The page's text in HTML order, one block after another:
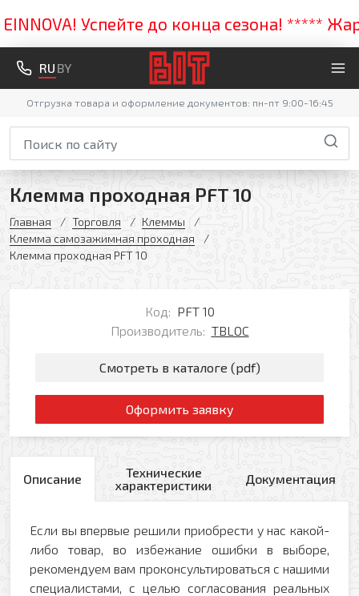
Успейте до конца сезона! *****
RU BY
Отгрузка товара и оформление документов: пн-пт 9:00-16:45
Клемма проходная PFT 10
Главная Торговля
Клеммы
Клемма самозажимная проходная
Клемма проходная PFT 10
Код: PFT 10
Производитель: TBLOC
Смотреть в каталоге (pdf)
Оформить заявку
Описание
Технические
характеристики
Документация
Если вы впервые решили приобрести у нас какой-
либо товар, во избежание ошибки в выборе,
рекомендуем вам проконсультироваться с нашими
специалистами, с целью согласования реальных